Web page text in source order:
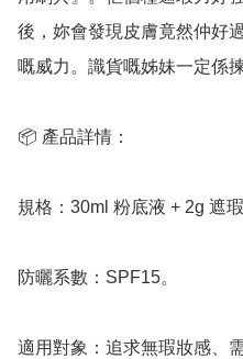
後，妳會發現皮膚竟然仲好
嘅威力。識貨嘅姊妹一定係
📦 產品詳情：
規格：30ml 粉底液 + 2g 遮
防曬系數：SPF15。
適用對象：追求無瑕妝感、